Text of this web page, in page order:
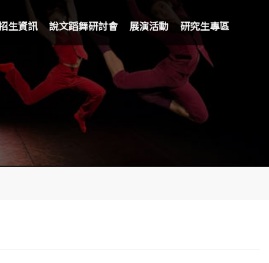
生資訊 說文蹈舞研討會 展演活動 研究生專區